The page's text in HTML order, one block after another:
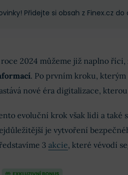
Přidejte si obsah z Finex.cz
roce 2024 můžeme již naplno říci,
. Po prvním kroku,
nové éra digitalizace,
evoluční krok však lidi a také
je vytvoření
3 akcie, které vévodí